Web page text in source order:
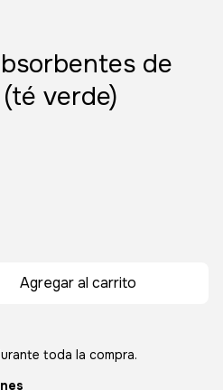
de
verde)
toda la compra.